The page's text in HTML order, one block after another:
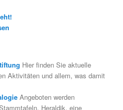
Hier finden Sie aktuelle
Aktivitäten und allem, was damit
Angeboten werden
Heraldik, eine